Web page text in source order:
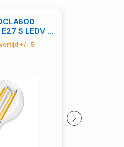
S LEDV -
+/- 5